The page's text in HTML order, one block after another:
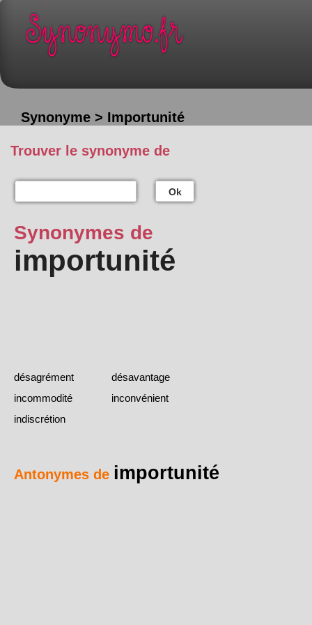
Synonyme > Importunité
Trouver le synonyme de
Ok
Synonymes de
importunité
désagrément
désavantage
incommodité
inconvénient
indiscrétion
Antonymes de importunité